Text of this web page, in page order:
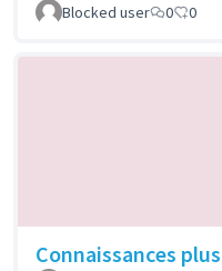
Blocked user 0 0
Connaissances plus